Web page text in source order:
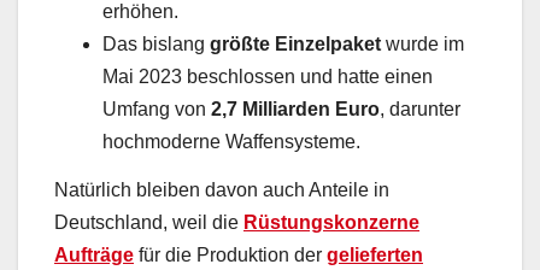
erhöhen.
Das bislang größte Einzelpaketwurde im
Mai 2023 beschlossen und hatte einen
Umfang von 2,7 Milliarden Euro, darunter
hochmoderne Waffensysteme.
Natürlich bleiben davon auch Anteile in
Deutschland, weil die Rüstungskonzerne
Aufträge für die Produktion der gelieferten